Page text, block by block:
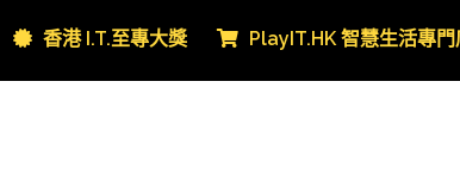
香港 I.T.至專大獎 PlayIT.HK 智慧生活專門